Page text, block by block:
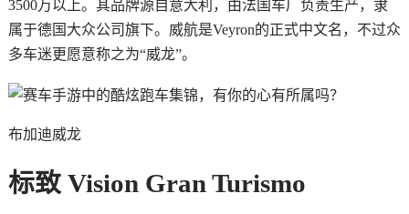
3500万以上。其品牌源自意大利，由法国车厂负责生产，隶
属于德国大众公司旗下。威航是Veyron的正式中文名，不过众
多车迷更愿意称之为“威龙”。
布加迪威龙
标致 Vision Gran Turismo